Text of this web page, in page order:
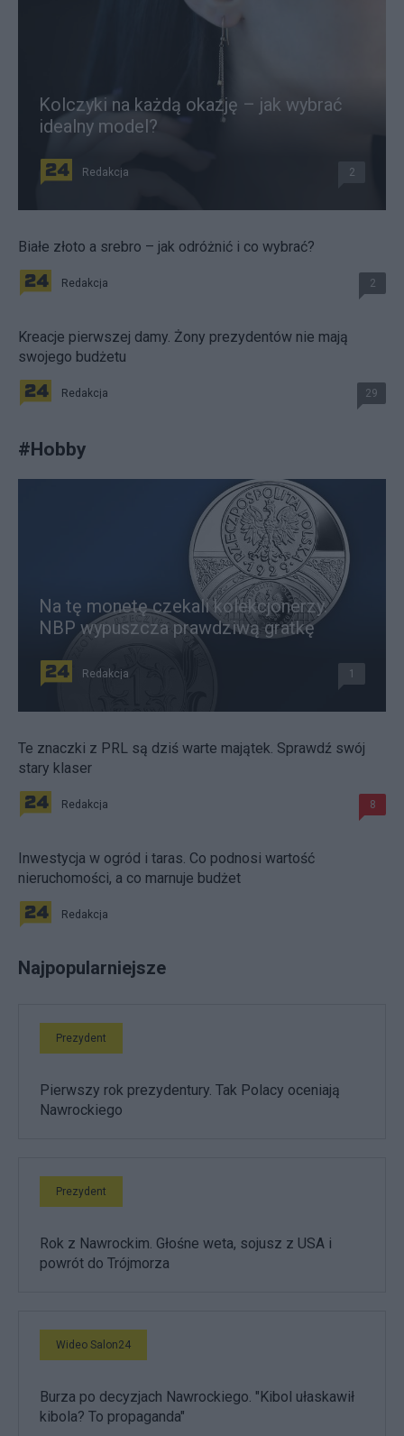
Kolczyki na każdą okazję – jak wybrać
idealny model?
Redakcja 2
Białe złoto a srebro – jak odróżnić i co wybrać?
Redakcja 2
Kreacje pierwszej damy. Żony prezydentów nie mają
swojego budżetu
Redakcja 29
#Hobby
Na tę monetę czekali kolekcjonerzy.
NBP wypuszcza prawdziwą gratkę
Redakcja 1
Te znaczki z PRL są dziś warte majątek. Sprawdź swój
stary klaser
Redakcja 8
Inwestycja w ogród i taras. Co podnosi wartość
nieruchomości, a co marnuje budżet
Redakcja
Najpopularniejsze
Prezydent
Pierwszy rok prezydentury. Tak Polacy oceniają
Nawrockiego
Prezydent
Rok z Nawrockim. Głośne weta, sojusz z USA i
powrót do Trójmorza
Wideo Salon24
Burza po decyzjach Nawrockiego. "Kibol ułaskawił
kibola? To propaganda"